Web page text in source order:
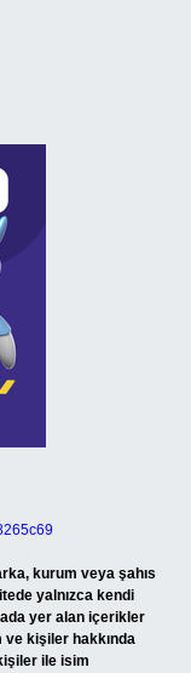
kurum veya şahıs
yalnızca kendi
yer alan içerikler
ve kişiler hakkında
ile isim